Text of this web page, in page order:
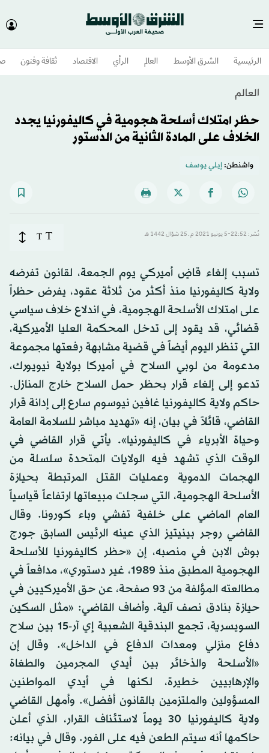
الرئيسية الشرق الأوسط​ العالم الرأي الاقتصاد ثقافة وفنون
العالم
حظر امتلاك أسلحة هجومية في كاليفورنيا يجدد
الخلاف على المادة الثانية من الدستور
واشنطن:إيلي يوسف
نُشر: 22:52-5 يونيو 2021 م ـ 25 شوّال 1442 هـ T
T
تسبب إلغاء قاضٍ أميركي يوم الجمعة، لقانون تفرضه
ولاية كاليفورنيا منذ أكثر من ثلاثة عقود، يفرض حظراً
على امتلاك الأسلحة الهجومية، في اندلاع خلاف سياسي
قضائي، قد يقود إلى تدخل المحكمة العليا الأميركية،
التي تنظر اليوم أيضاً في قضية مشابهة رفعتها مجموعة
مدعومة من لوبي السلاح في أميركا بولاية نيويورك،
تدعو إلى إلغاء قرار بحظر حمل السلاح خارج المنازل.
حاكم ولاية كاليفورنيا غافين نيوسوم سارع إلى إدانة قرار
القاضي، قائلاً في بيان، إنه «تهديد مباشر للسلامة العامة
وحياة الأبرياء في كاليفورنيا». يأتي قرار القاضي في
الوقت الذي تشهد فيه الولايات المتحدة سلسلة من
الهجمات الدموية وعمليات القتل المرتبطة بحيازة
الأسلحة الهجومية، التي سجلت مبيعاتها ارتفاعاً قياسياً
العام الماضي على خلفية تفشي وباء كورونا. وقال
القاضي روجر بينيتيز الذي عينه الرئيس السابق جورج
بوش الابن في منصبه، إن «حظر كاليفورنيا للأسلحة
الهجومية المطبق منذ 1989، غير دستوري»، مدافعاً في
مطالعته المؤلفة من 93 صفحة، عن حق الأميركيين في
حيازة بنادق نصف آلية. وأضاف القاضي: «مثل السكين
السويسرية، تجمع البندقية الشعبية إي آر-15 بين سلاح
دفاع منزلي ومعدات الدفاع في الداخل». وقال إن
«الأسلحة والذخائر بين أيدي المجرمين والطغاة
والإرهابيين خطيرة، لكنها في أيدي المواطنين
المسؤولين والملتزمين بالقانون أفضل». وأمهل القاضي
ولاية كاليفورنيا 30 يوماً لاستئناف القرار، الذي أعلن
حاكمها أنه سيتم الطعن فيه على الفور. وقال في بيانه: